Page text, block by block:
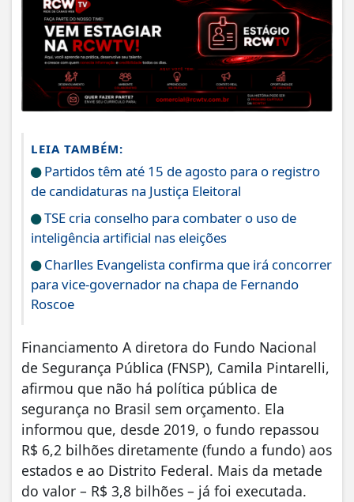
LEIA TAMBÉM:
Partidos têm até 15 de agosto para o registro
de candidaturas na Justiça Eleitoral
TSE cria conselho para combater o uso de
inteligência artificial nas eleições
Charlles Evangelista confirma que irá concorrer
para vice-governador na chapa de Fernando
Roscoe
Financiamento A diretora do Fundo Nacional
de Segurança Pública (FNSP), Camila Pintarelli,
afirmou que não há política pública de
segurança no Brasil sem orçamento. Ela
informou que, desde 2019, o fundo repassou
R$ 6,2 bilhões diretamente (fundo a fundo) aos
estados e ao Distrito Federal. Mais da metade
do valor – R$ 3,8 bilhões – já foi executada.